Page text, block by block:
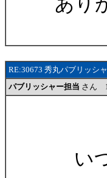
RE:30673 秀丸パブリッシ
パブリッシャー担当 さん
い